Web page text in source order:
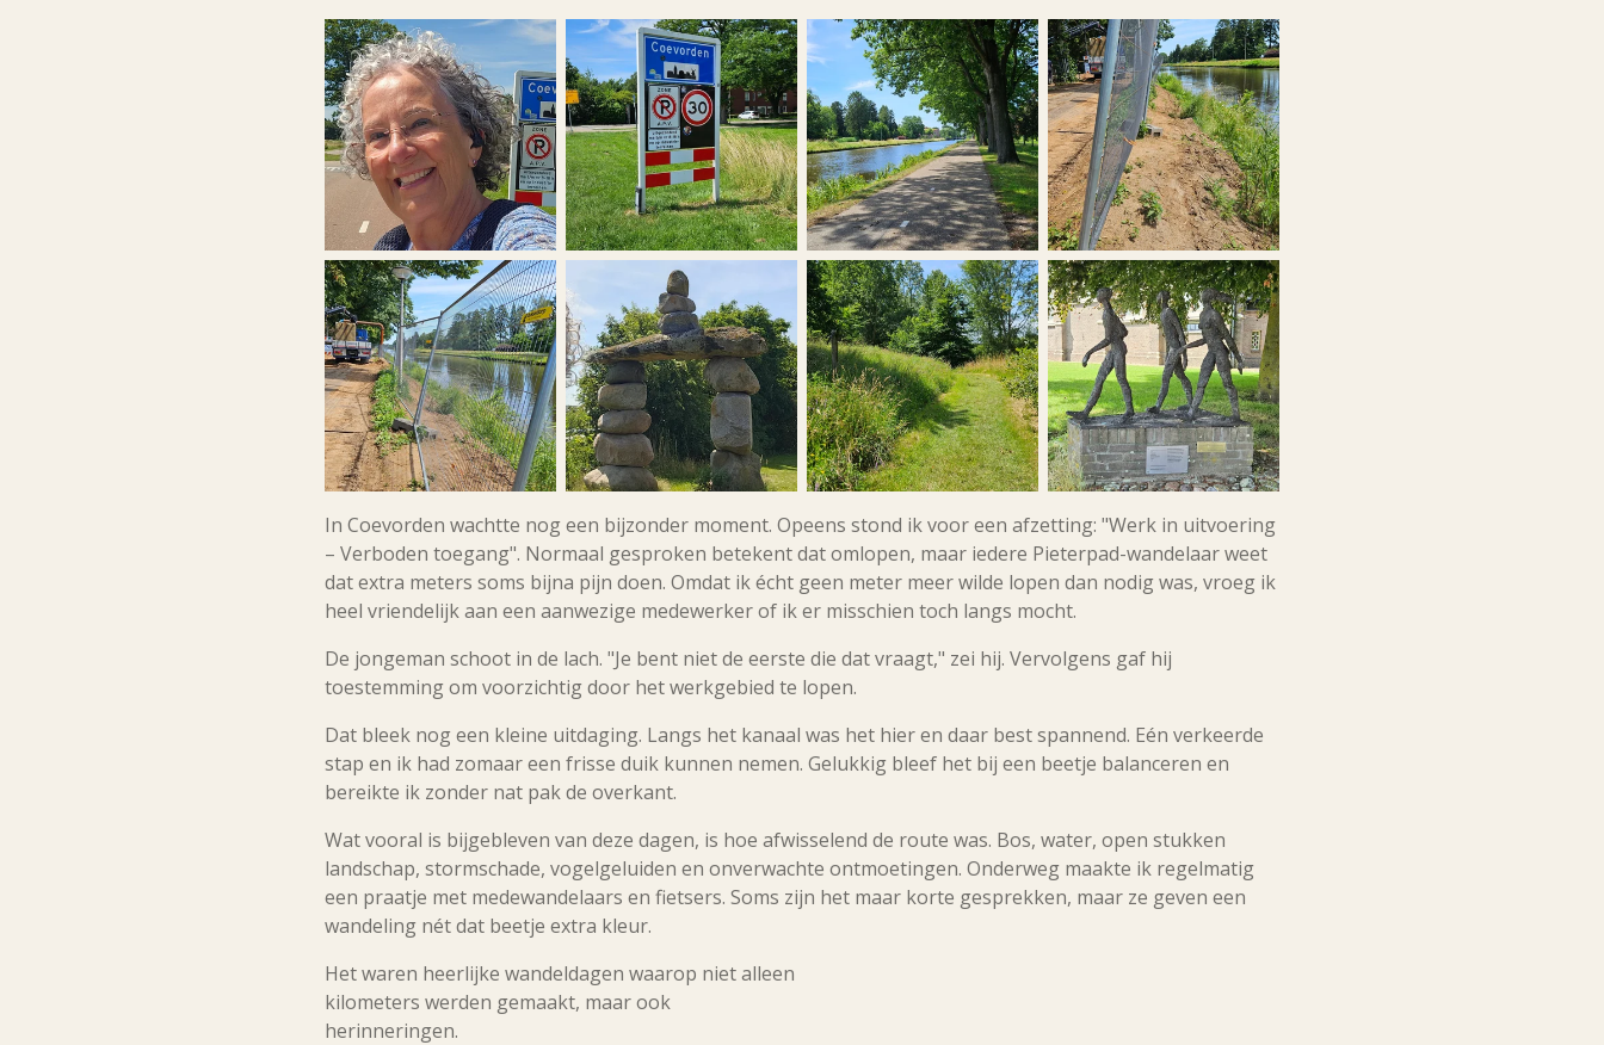
In Coevorden wachtte nog een bijzonder moment. Opeens stond ik voor een afzetting: "Werk in uitvoering
– Verboden toegang". Normaal gesproken betekent dat omlopen, maar iedere Pieterpad-wandelaar weet
dat extra meters soms bijna pijn doen. Omdat ik écht geen meter meer wilde lopen dan nodig was, vroeg ik
heel vriendelijk aan een aanwezige medewerker of ik er misschien toch langs mocht.
De jongeman schoot in de lach. "Je bent niet de eerste die dat vraagt," zei hij. Vervolgens gaf hij
toestemming om voorzichtig door het werkgebied te lopen.
Dat bleek nog een kleine uitdaging. Langs het kanaal was het hier en daar best spannend. Eén verkeerde
stap en ik had zomaar een frisse duik kunnen nemen. Gelukkig bleef het bij een beetje balanceren en
bereikte ik zonder nat pak de overkant.
Wat vooral is bijgebleven van deze dagen, is hoe afwisselend de route was. Bos, water, open stukken
landschap, stormschade, vogelgeluiden en onverwachte ontmoetingen. Onderweg maakte ik regelmatig
een praatje met medewandelaars en fietsers. Soms zijn het maar korte gesprekken, maar ze geven een
wandeling nét dat beetje extra kleur.
Het waren heerlijke wandeldagen waarop niet alleen
kilometers werden gemaakt, maar ook
herinneringen.